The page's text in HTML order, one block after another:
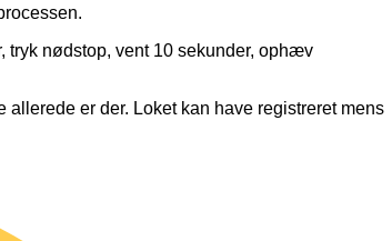
tryk nødstop, vent 10 sekunder, ophæv
er der. Loket kan have registreret mens